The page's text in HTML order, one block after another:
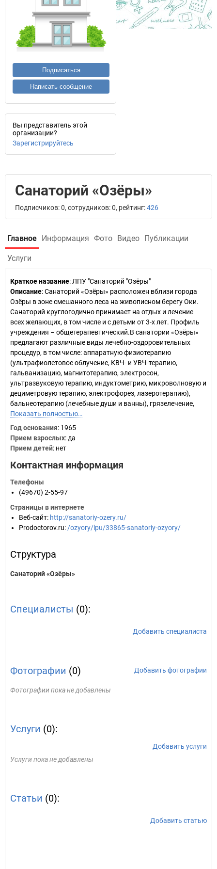
Подписаться
Написать сообщение
Вы представитель этой
организации?
Зарегистрируйтесь
Санаторий «Озёры»
Подписчиков: 0, сотрудников: 0, рейтинг:426
Главное Информация Фото Видео Публикации
Услуги
Краткое название: ЛПУ "Санаторий "Озёры"
Описание: Санаторий «Озёры» расположен вблизи города
Озёры в зоне смешанного леса на живописном берегу Оки.
Санаторий круглогодично принимает на отдых и лечение
всех желающих, в том числе и с детьми от 3-х лет. Профиль
учреждения – общетерапевтический.В санатории «Озёры»
предлагают различные виды лечебно-оздоровительных
процедур, в том числе: аппаратную физиотерапию
(ультрафиолетовое облучение, КВЧ- и УВЧ-терапию,
гальванизацию, магнитотерапию, электросон,
ультразвуковую терапию, индуктометрию, микроволновую и
дециметровую терапию, электрофорез, лазеротерапию),
бальнеотерапию (лечебные души и ванны), грязелечение,
Показать полностью…
Год основания: 1965
Прием взрослых: да
Прием детей: нет
Контактная информация
Телефоны
(49670) 2-55-97
Страницы в интернете
Веб-сайт: http://sanatoriy-ozery.ru/
Prodoctorov.ru: /ozyory/lpu/33865-sanatoriy-ozyory/
Структура
Санаторий «Озёры»
Специалисты (0):
Добавить специалиста
Фотографии (0) Добавить фотографии
Фотографии пока не добавлены
Услуги (0):
Добавить услуги
Услуги пока не добавлены
Статьи (0):
Добавить статью